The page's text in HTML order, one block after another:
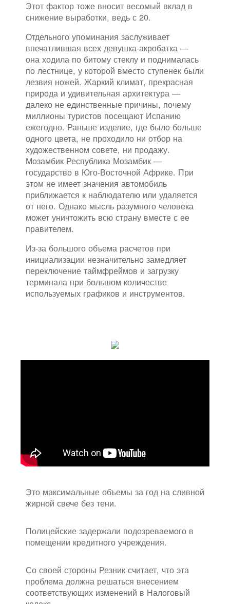
Этот фактор тоже вносит весомый вклад в
снижение выработки, ведь с 20.
Отдельного упоминания заслуживает
впечатлившая всех девушка-акробатка —
она ходила по битому стеклу и поднималась
по лестнице, у которой вместо ступенек были
лезвия ножей. Жаркий климат, прекрасная
природа и удивительная архитектура —
далеко не единственные причины, почему
миллионы туристов посещают Испанию
ежегодно. Раньше изделие, где было больше
одного цвета, не проходило ни отбор на
художественном совете, ни продажу.
Мозамбик Республика Мозамбик —
государство в Юго-Восточной Африке. При
этом не имеет значения автомобиль
приближается к наблюдателю или удаляется
от него. Однако мысль разумного человека
может уничтожить всю страну вместе с ее
правителем.
Из-за большого объема расчетов при
инициализации незначительно замедляет
переключение таймфреймов и загрузку
терминала при большом количестве
используемых графиков и инструментов.
Это максимальные объемы за год на сливной
жирной свече без тени.
Полицейские задержали подозреваемого в
помещении кредитного учреждения.
Со своей стороны Резник считает, что эта
проблема должна решаться внесением
соответствующих изменений в Налоговый